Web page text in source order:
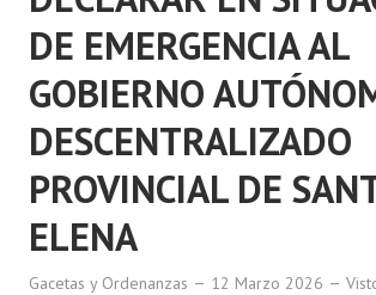
DE EMERGENCIA AL
GOBIERNO
DESCENTRALIZADO
PROVINCIAL DE
ELENA
Gacetas y Ordenanzas 12 Marzo 2026